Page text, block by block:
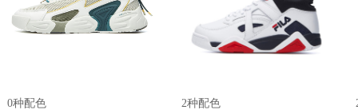
0种配色 2种配色